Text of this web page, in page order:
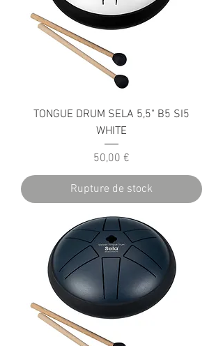
TONGUE DRUM SELA 5,5" B5 SI5
WHITE
Prix
50,00 €
Rupture de stock